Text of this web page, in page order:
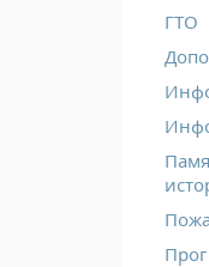
ГТО